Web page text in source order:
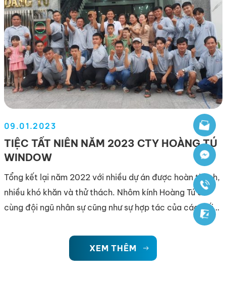
09.01.2023
TIỆC TẤT NIÊN NĂM 2023 CTY HOÀNG TÚ
WINDOW
Tổng kết lại năm 2022 với nhiều dự án được hoàn thành,
nhiều khó khăn và thử thách. Nhôm kính Hoàng Tú đã
cùng đội ngũ nhân sự cũng như sự hợp tác của các đối
tác đã hoàn thành năm 2022 thắng lợi. Buổi tiệc tất
niên có đầy đủ các nhân sự, đối […]
XEM THÊM